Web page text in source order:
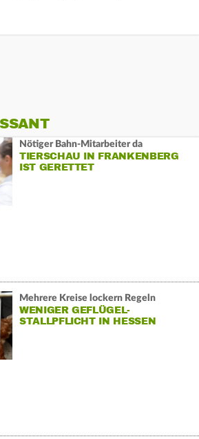
Nötiger Bahn-Mitarbeiter da
TIERSCHAU IN FRANKENBERG
IST GERETTET
Mehrere Kreise lockern Regeln
WENIGER GEFLÜGEL-
STALLPFLICHT IN HESSEN